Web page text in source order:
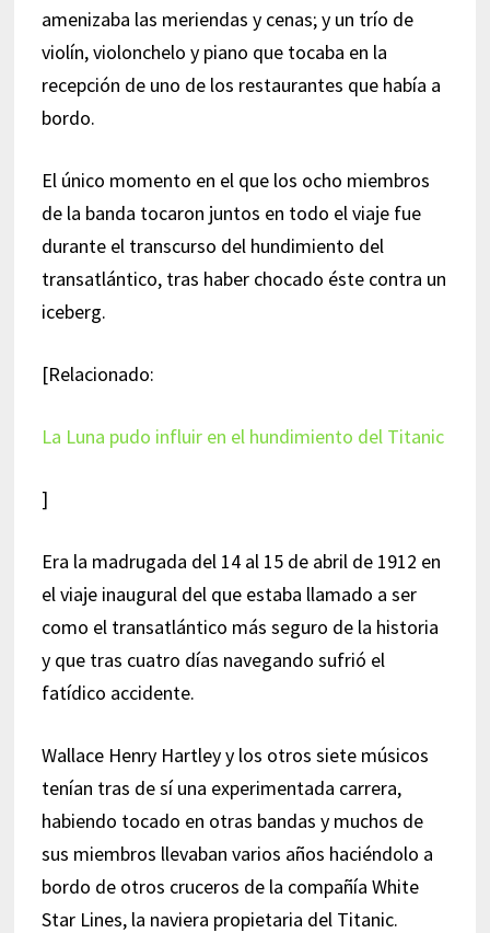
amenizaba las meriendas y cenas; y un trío de
violín, violonchelo y piano que tocaba en la
recepción de uno de los restaurantes que había a
bordo.
El único momento en el que los ocho miembros
de la banda tocaron juntos en todo el viaje fue
durante el transcurso del hundimiento del
transatlántico, tras haber chocado éste contra un
iceberg.
[Relacionado:
La Luna pudo influir en el hundimiento del Titanic
]
Era la madrugada del 14 al 15 de abril de 1912 en
el viaje inaugural del que estaba llamado a ser
como el transatlántico más seguro de la historia
y que tras cuatro días navegando sufrió el
fatídico accidente.
Wallace Henry Hartley y los otros siete músicos
tenían tras de sí una experimentada carrera,
habiendo tocado en otras bandas y muchos de
sus miembros llevaban varios años haciéndolo a
bordo de otros cruceros de la compañía White
Star Lines, la naviera propietaria del Titanic.